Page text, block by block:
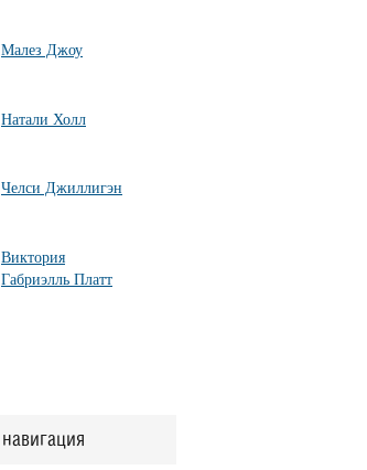
Малез Джоу
Натали Холл
Челси Джиллигэн
Виктория
Габриэлль Платт
навигация